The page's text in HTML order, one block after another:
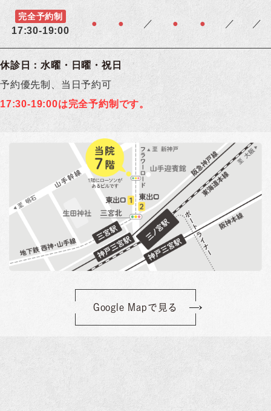
完全予約制
17:30-19:00
● ● ／ ● ● ／ ／
休診日：水曜・日曜・祝日
予約優先制、当日予約可
17:30-19:00は完全予約制です。
Google Mapで見る